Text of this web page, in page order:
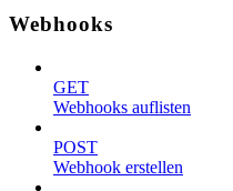
Webhooks
GET
Webhooks auflisten
POST
Webhook erstellen